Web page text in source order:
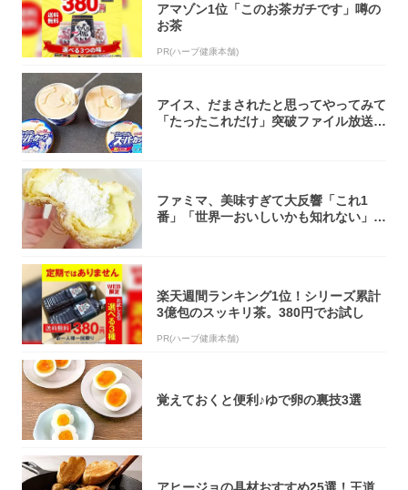
アマゾン1位「このお茶ガチです」噂の
お茶
PR(ハーブ健康本舗)
アイス、だまされたと思ってやってみて
「たったこれだけ」突破ファイル放送で
ファミマ、美味すぎて大反響「これ1
番」「世界一おいしいかも知れない」
楽天週間ランキング1位！シリーズ累計
3億包のスッキリ茶。380円でお試し
PR(ハーブ健康本舗)
覚えておくと便利♪ゆで卵の裏技3選
アヒージョの具材おすすめ25選！王道